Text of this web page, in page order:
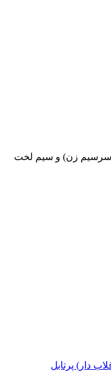
زن) و سیم لخت